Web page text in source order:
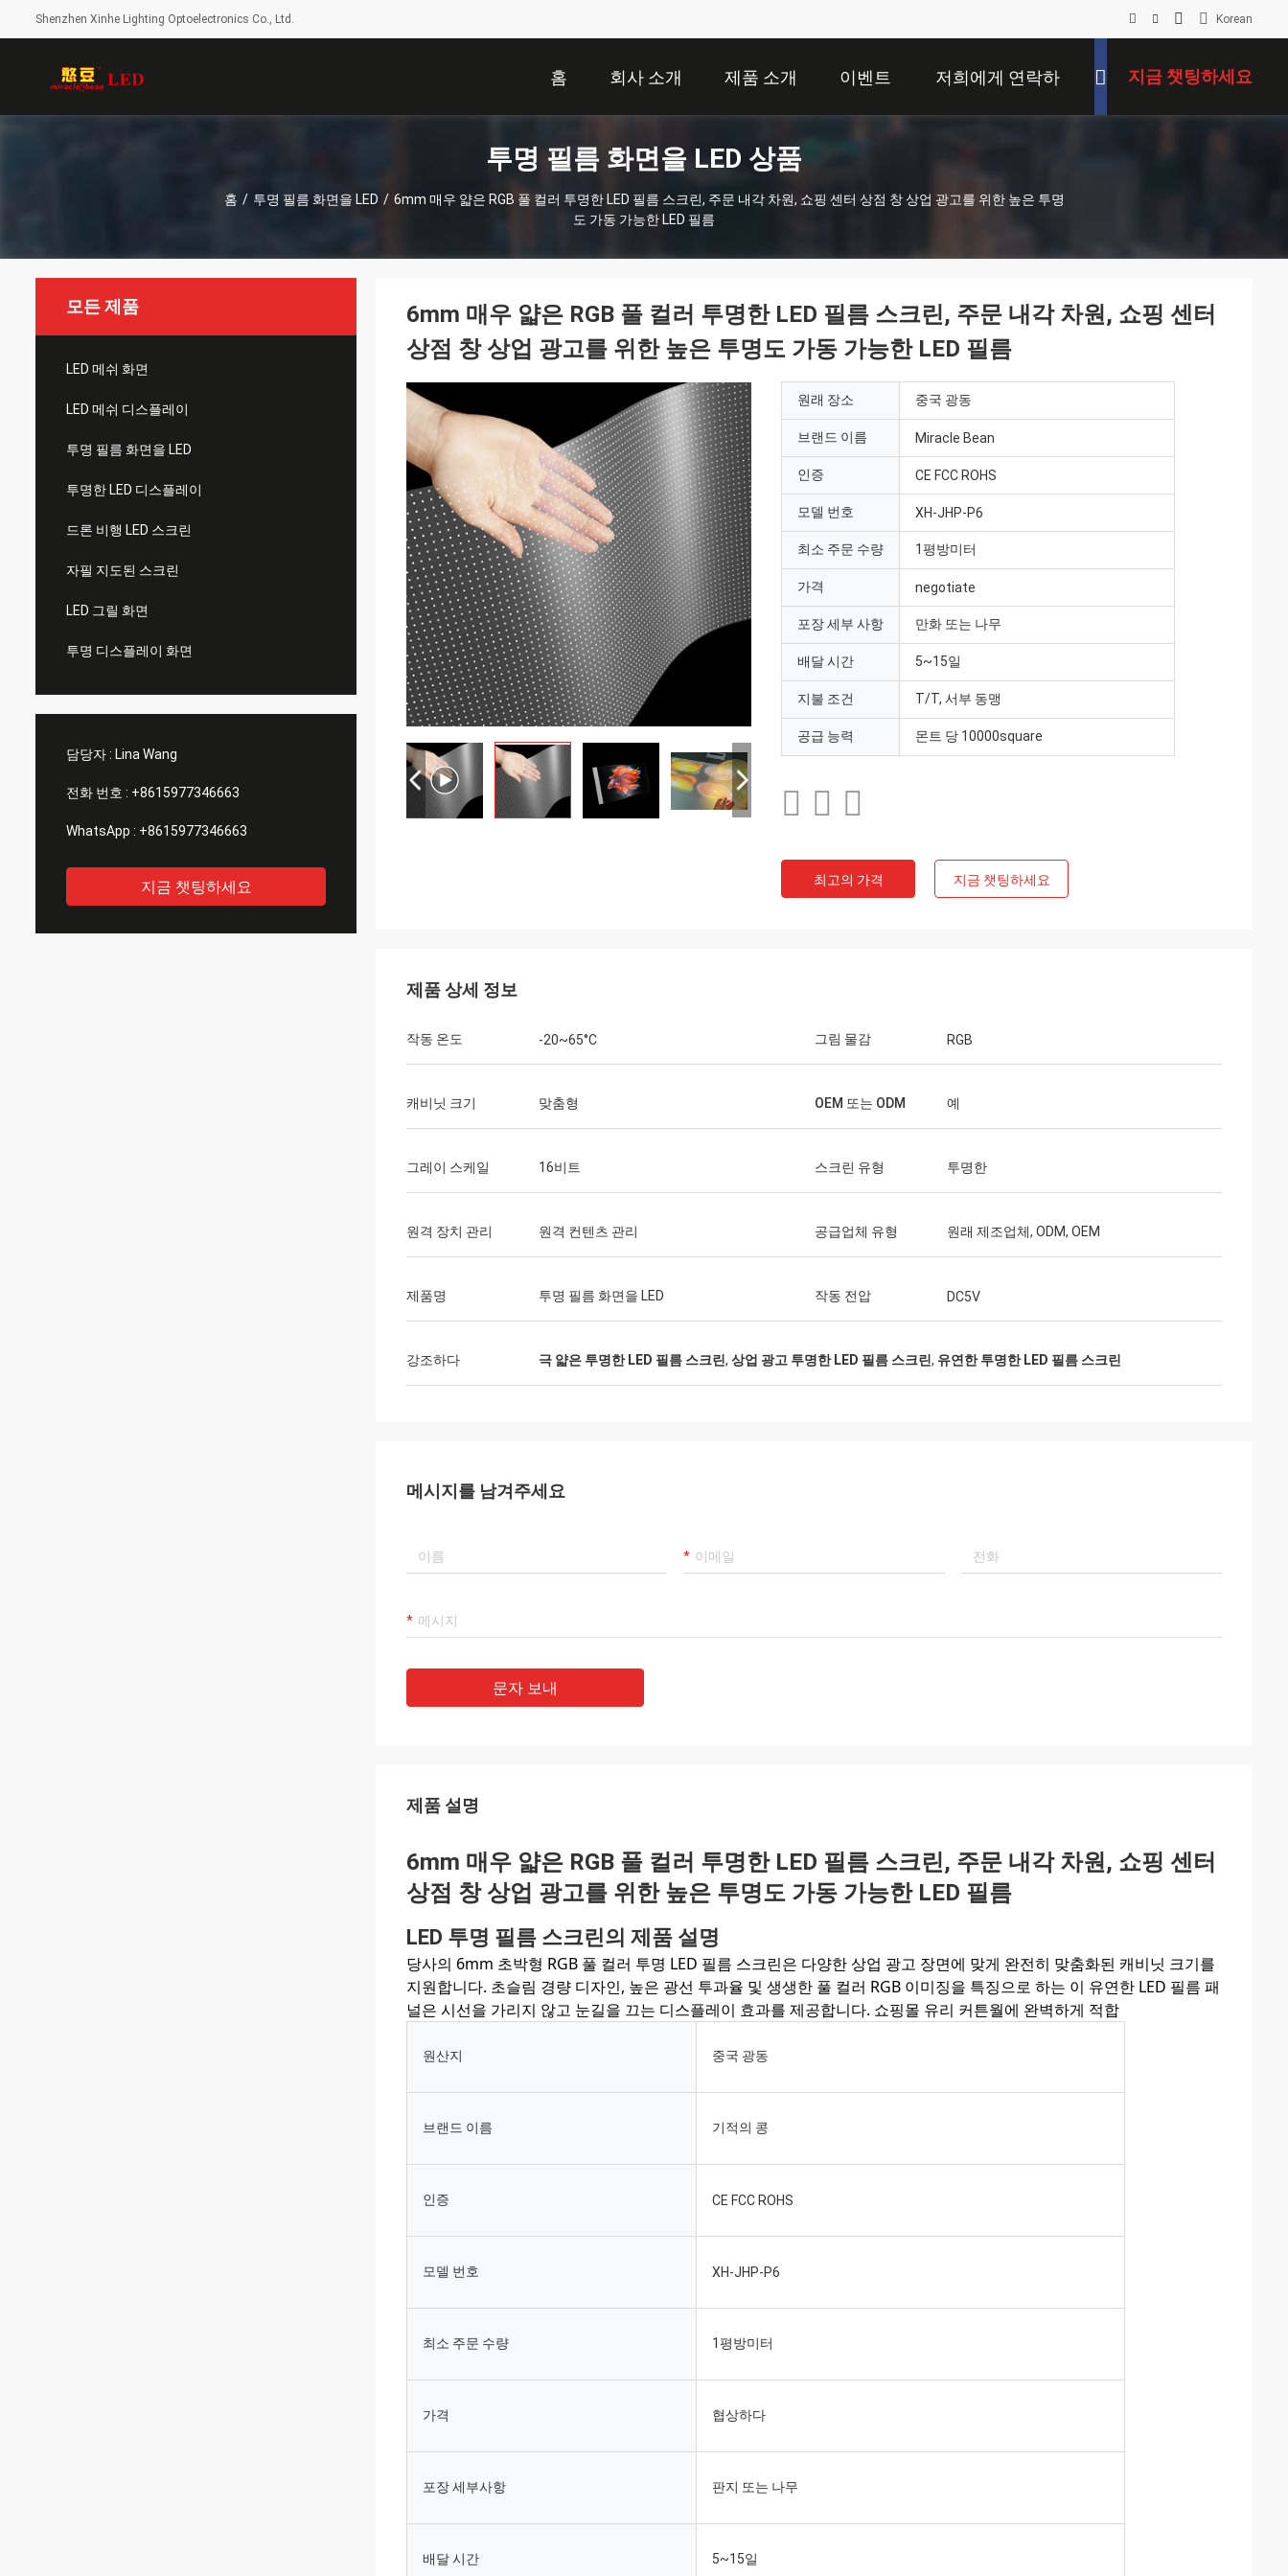
Shenzhen Xinhe Lighting Optoelectronics Co., Ltd. Korean
홈 회사 소개 제품 소개 이벤트 저희에게 연락하 지금 챗팅하세요
투명 필름 화면을 LED 상품
홈 / 투명 필름 화면을 LED / 6mm 매우 얇은 RGB 풀 컬러 투명한 LED 필름 스크린, 주문 내각 차원, 쇼핑 센터 상점 창 상업 광고를 위한 높은 투명
도 가동 가능한 LED 필름
모든 제품
LED 메쉬 화면
LED 메쉬 디스플레이
투명 필름 화면을 LED
투명한 LED 디스플레이
드론 비행 LED 스크린
자필 지도된 스크린
LED 그릴 화면
투명 디스플레이 화면
담당자 : Lina Wang
전화 번호 : +8615977346663
WhatsApp : +8615977346663
지금 챗팅하세요
6mm 매우 얇은 RGB 풀 컬러 투명한 LED 필름 스크린, 주문 내각 차원, 쇼핑 센터
상점 창 상업 광고를 위한 높은 투명도 가동 가능한 LED 필름
원래 장소 중국 광동
브랜드 이름 Miracle Bean
인증 CE FCC ROHS
모델 번호 XH-JHP-P6
최소 주문 수량 1평방미터
가격 negotiate
포장 세부 사항 만화 또는 나무
배달 시간 5~15일
지불 조건 T/T, 서부 동맹
공급 능력 몬트 당 10000square
최고의 가격 지금 챗팅하세요
제품 상세 정보
작동 온도 -20~65°C 그림 물감 RGB
캐비닛 크기 맞춤형 OEM 또는 ODM 예
그레이 스케일 16비트 스크린 유형 투명한
원격 장치 관리 원격 컨텐츠 관리 공급업체 유형 원래 제조업체, ODM, OEM
제품명 투명 필름 화면을 LED 작동 전압 DC5V
강조하다 극 얇은 투명한 LED 필름 스크린, 상업 광고 투명한 LED 필름 스크린, 유연한 투명한 LED 필름 스크린
메시지를 남겨주세요
문자 보내
제품 설명
6mm 매우 얇은 RGB 풀 컬러 투명한 LED 필름 스크린, 주문 내각 차원, 쇼핑 센터
상점 창 상업 광고를 위한 높은 투명도 가동 가능한 LED 필름
LED 투명 필름 스크린의 제품 설명
당사의 6mm 초박형 RGB 풀 컬러 투명 LED 필름 스크린은 다양한 상업 광고 장면에 맞게 완전히 맞춤화된 캐비닛 크기를
지원합니다. 초슬림 경량 디자인, 높은 광선 투과율 및 생생한 풀 컬러 RGB 이미징을 특징으로 하는 이 유연한 LED 필름 패
널은 시선을 가리지 않고 눈길을 끄는 디스플레이 효과를 제공합니다. 쇼핑몰 유리 커튼월에 완벽하게 적합
원산지 중국 광동
브랜드 이름 기적의 콩
인증 CE FCC ROHS
모델 번호 XH-JHP-P6
최소 주문 수량 1평방미터
가격 협상하다
포장 세부사항 판지 또는 나무
배달 시간 5~15일